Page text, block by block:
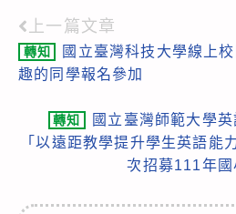
Read
more
上一篇文章
轉知
國立臺灣科技大學線上
趣的同學報名參加
轉知
國立臺灣師範大學
「以遠距教學提升學生英語能
次招募111年